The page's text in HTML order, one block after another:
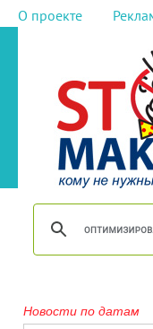
О проекте
Новости по датам